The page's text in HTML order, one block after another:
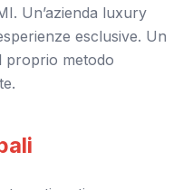
Un’azienda luxury
esclusive. Un
proprio metodo